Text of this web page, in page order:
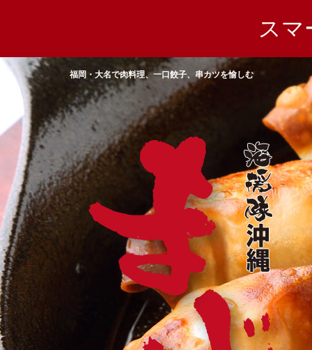
ス
福岡・大名で肉料理、一口餃子、串カツを愉しむ